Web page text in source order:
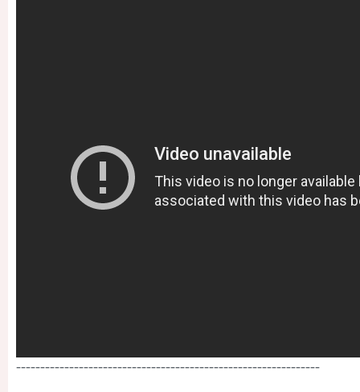
---------------------------------------------------------------